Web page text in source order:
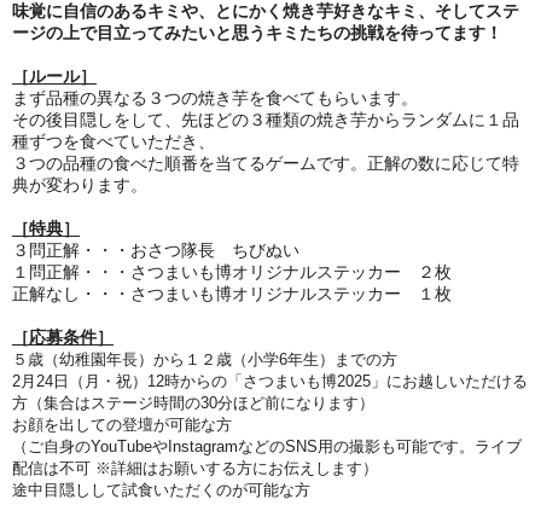
味覚に自信のあるキミや、とにかく焼き芋好きなキミ、そしてステ
ージの上で目立ってみたいと思うキミたちの挑戦を待ってます！
［ルール］
まず品種の異なる３つの焼き芋を食べてもらいます。
その後目隠しをして、先ほどの３種類の焼き芋からランダムに１品
種ずつを食べていただき、
３つの品種の食べた順番を当てるゲームです。正解の数に応じて特
典が変わります。
［特典］
３問正解・・・おさつ隊長 ちびぬい
１問正解・・・さつまいも博オリジナルステッカー ２枚
正解なし・・・さつまいも博オリジナルステッカー １枚
［応募条件］
５歳（幼稚園年長）から１２歳（小学6年生）までの方
2月24日（月・祝）12時からの「さつまいも博2025」にお越しいただける
方（集合はステージ時間の30分ほど前になります）
お顔を出しての登壇が可能な方
（ご自身のYouTubeやInstagramなどのSNS用の撮影も可能です。ライブ
配信は不可 ※詳細はお願いする方にお伝えします）
途中目隠しして試食いただくのが可能な方